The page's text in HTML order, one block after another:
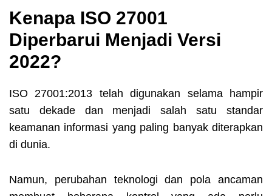
Kenapa ISO 27001
Diperbarui Menjadi Versi
2022?
ISO 27001:2013 telah digunakan selama hampir
satu dekade dan menjadi salah satu standar
keamanan informasi yang paling banyak diterapkan
di dunia.
Namun, perubahan teknologi dan pola ancaman